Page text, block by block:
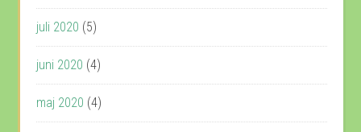
juli 2020 (5)
juni 2020 (4)
maj 2020 (4)